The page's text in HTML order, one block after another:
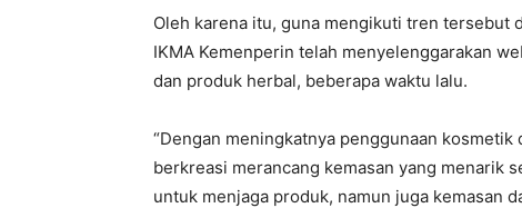
Oleh karena itu, guna mengikuti tren tersebut
IKMA Kemenperin telah menyelenggarakan
dan produk herbal, beberapa waktu lalu.
“Dengan meningkatnya penggunaan
berkreasi merancang kemasan yang menarik
untuk menjaga produk, namun juga kemasan